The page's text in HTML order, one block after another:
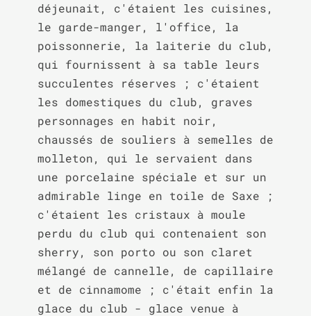
déjeunait, c'étaient les cuisines,
le garde-manger, l'office, la
poissonnerie, la laiterie du club,
qui fournissent à sa table leurs
succulentes réserves ; c'étaient
les domestiques du club, graves
personnages en habit noir,
chaussés de souliers à semelles de
molleton, qui le servaient dans
une porcelaine spéciale et sur un
admirable linge en toile de Saxe ;
c'étaient les cristaux à moule
perdu du club qui contenaient son
sherry, son porto ou son claret
mélangé de cannelle, de capillaire
et de cinnamome ; c'était enfin la
glace du club - glace venue à